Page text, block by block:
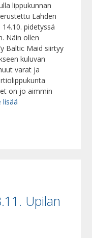
lippukunnan
Lahden
pidetyssä
Näin ollen
Baltic Maid siirtyy
kuluvan
varat ja
on jo aimmin
lisää
Upilan